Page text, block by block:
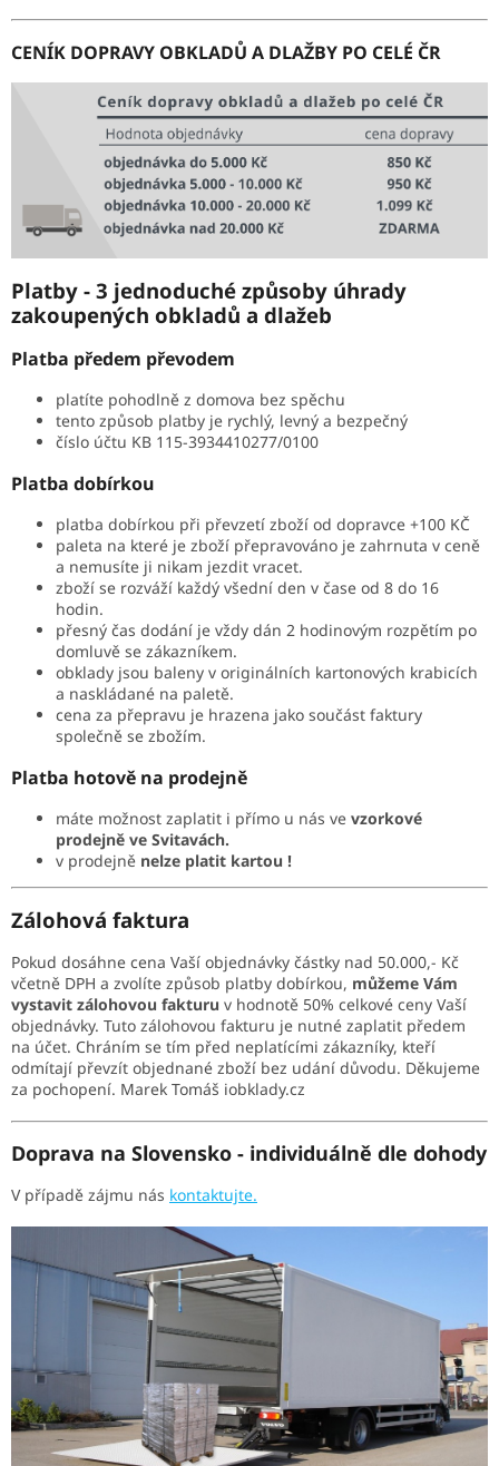
CENÍK DOPRAVY OBKLADŮ A DLAŽBY PO CELÉ ČR
Platby - 3 jednoduché způsoby úhrady
zakoupených obkladů a dlažeb
Platba předem převodem
platíte pohodlně z domova bez spěchu
tento způsob platby je rychlý, levný a bezpečný
číslo účtu KB 115-3934410277/0100
Platba dobírkou
platba dobírkou při převzetí zboží od dopravce +100 KČ
paleta na které je zboží přepravováno je zahrnuta v ceně
a nemusíte ji nikam jezdit vracet.
zboží se rozváží každý všední den v čase od 8 do 16
hodin.
přesný čas dodání je vždy dán 2 hodinovým rozpětím po
domluvě se zákazníkem.
obklady jsou baleny v originálních kartonových krabicích
a naskládané na paletě.
cena za přepravu je hrazena jako součást faktury
společně se zbožím.
Platba hotově na prodejně
máte možnost zaplatit i přímo u nás ve vzorkové
prodejně ve Svitavách.
v prodejně nelze platit kartou !
Zálohová faktura
Pokud dosáhne cena Vaší objednávky částky nad 50.000,- Kč
včetně DPH a zvolíte způsob platby dobírkou, můžeme Vám
vystavit zálohovou fakturu v hodnotě 50% celkové ceny Vaší
objednávky. Tuto zálohovou fakturu je nutné zaplatit předem
na účet. Chráním se tím před neplatícími zákazníky, kteří
odmítají převzít objednané zboží bez udání důvodu. Děkujeme
za pochopení. Marek Tomáš iobklady.cz
Doprava na Slovensko - individuálně dle dohody
V případě zájmu nás kontaktujte.